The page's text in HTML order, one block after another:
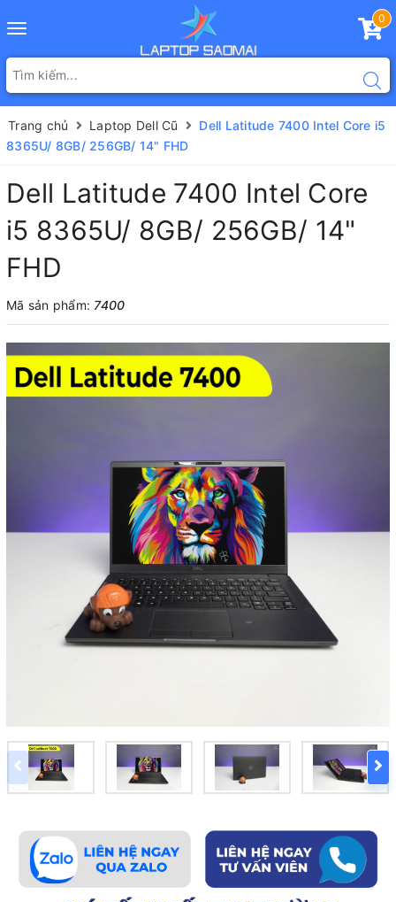
Toggle
0
Trang chủ Laptop Dell Cũ
Dell Latitude 7400 Intel Core i5
8365U/ 8GB/ 256GB/ 14" FHD
Dell Latitude 7400 Intel Core
i5 8365U/ 8GB/ 256GB/ 14"
FHD
Mã sản phẩm: 7400